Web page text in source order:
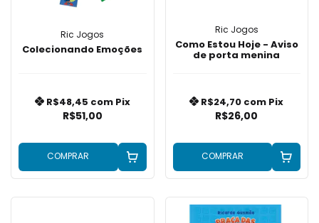
Ric Jogos
Colecionando Emoções
R$51,00
R$48,45 com Pix
COMPRAR
Ric Jogos
Como Estou Hoje - Aviso
de porta menina
R$26,00
R$24,70 com Pix
COMPRAR